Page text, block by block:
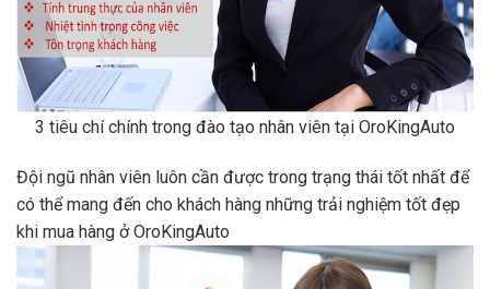
3 tiêu chí chính trong đào tạo nhân viên tại OroKingAuto
Đội ngũ nhân viên luôn cần được trong trạng thái tốt nhất để
có thể mang đến cho khách hàng những trải nghiệm tốt đẹp
khi mua hàng ở OroKingAuto